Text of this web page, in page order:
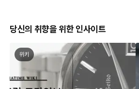
당신의 취향을 위한 인사이트
위키